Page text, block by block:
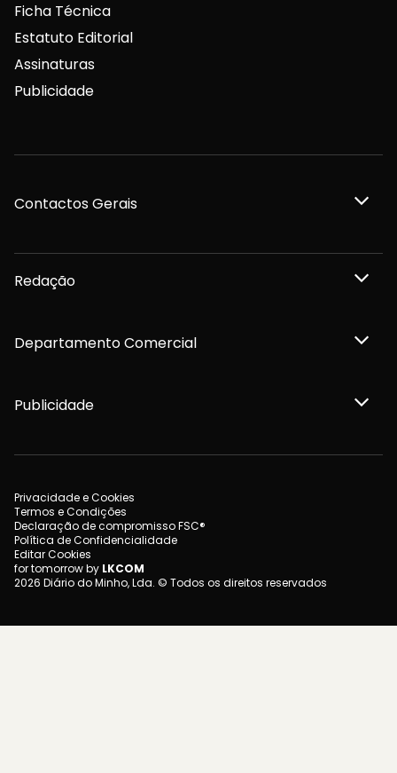
Ficha Técnica
Estatuto Editorial
Assinaturas
Publicidade
Contactos Gerais
Redação
Departamento Comercial
Publicidade
Privacidade e Cookies
Termos e Condições
Declaração de compromisso FSC®
Política de Confidencialidade
Editar Cookies
for tomorrow by LKCOM
2026 Diário do Minho, Lda. © Todos os direitos reservados